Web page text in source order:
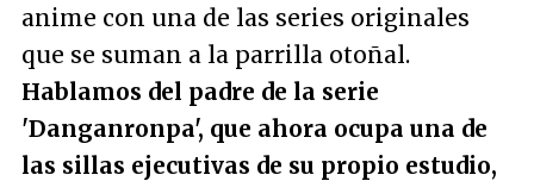
anime con una de las series originales
que se suman a la parrilla otoñal.
Hablamos del padre de la serie
'Danganronpa', que ahora ocupa una de
las sillas ejecutivas de su propio estudio,